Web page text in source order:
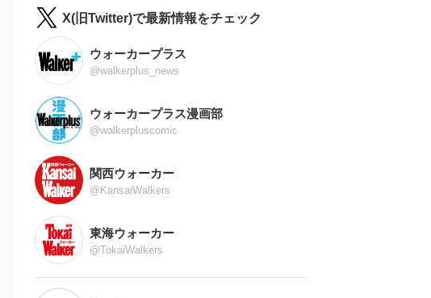
X(旧Twitter)で最新情報をチェック
ウォーカープラス
@walkerplus_news
ウォーカープラス漫画部
@walkerpluscomic
関西ウォーカー
@KansaiWalkers
東海ウォーカー
@TokaiWalkers